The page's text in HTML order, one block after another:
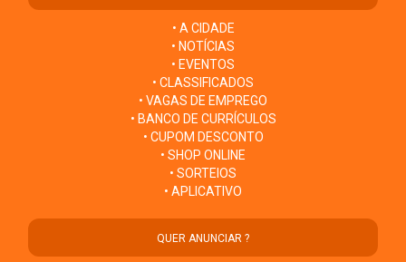
• A CIDADE
• NOTÍCIAS
• EVENTOS
• CLASSIFICADOS
• VAGAS DE EMPREGO
• BANCO DE CURRÍCULOS
• CUPOM DESCONTO
• SHOP ONLINE
• SORTEIOS
• APLICATIVO
QUER ANUNCIAR ?